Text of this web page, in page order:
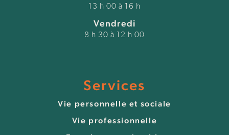
13 h 00 à 16 h
Vendredi
8 h 30 à 12 h 00
Services
Vie personnelle et sociale
Vie professionnelle